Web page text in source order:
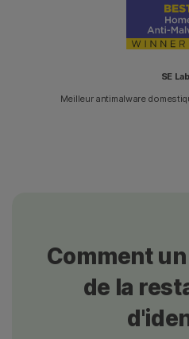
SE
Meilleur antimalware
Comment
de la